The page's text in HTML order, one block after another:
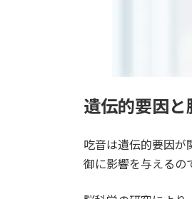
遺伝的要因
吃音は遺伝的要因が
御に影響を与えるの